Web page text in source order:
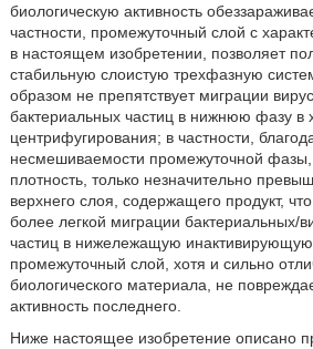
биологическую активность
частности, промежуточный слой с
в настоящем изобретении, позволяет
стабильную слоистую трехфазную
образом не препятствует миграции
бактериальных частиц в нижнюю фазу в
центрифугирования; в частности,
несмешиваемости промежуточной
плотность, только незначительно
верхнего слоя, содержащего продукт,
более легкой миграции бактериальных/
частиц в нижележащую
промежуточный слой, хотя и сильно
биологического материала, не
активность последнего.
Ниже настоящее изобретение описано